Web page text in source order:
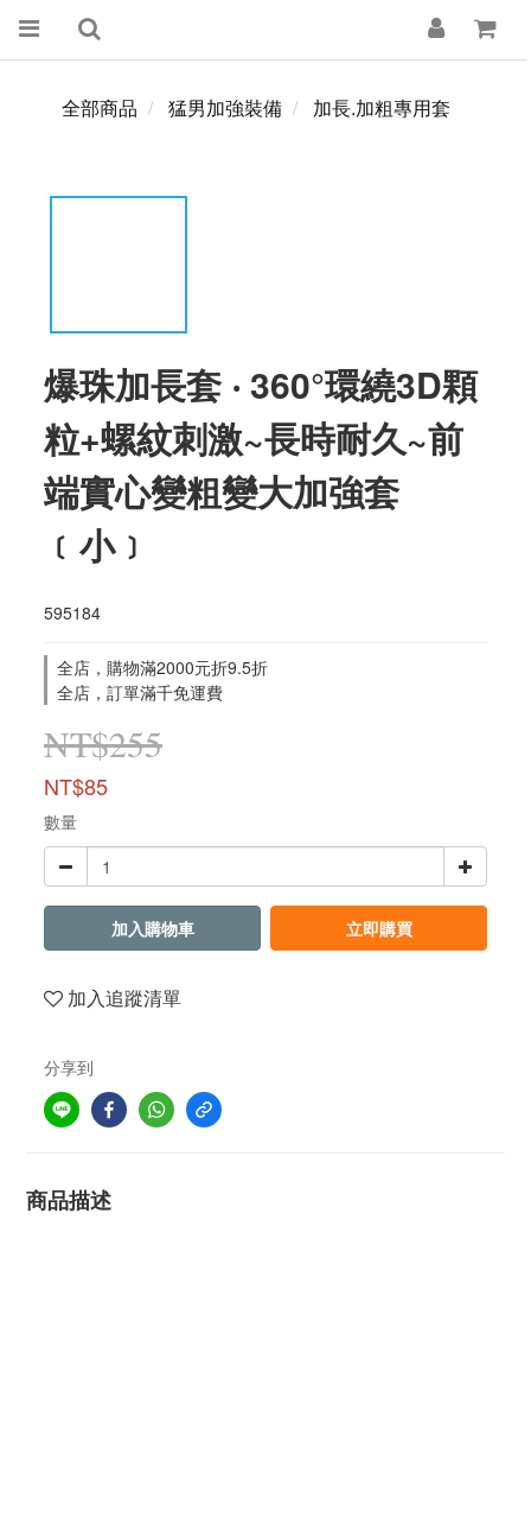
全部商品 猛男加強裝備 加長.加粗專用套
爆珠加長套 ‧ 360°環繞3D顆
粒+螺紋刺激~長時耐久~前
端實心變粗變大加強套
﹝小﹞
595184
全店，購物滿2000元折9.5折
全店，訂單滿千免運費
NT$255
NT$85
數量
加入購物車 立即購買
加入追蹤清單
分享到
商品描述